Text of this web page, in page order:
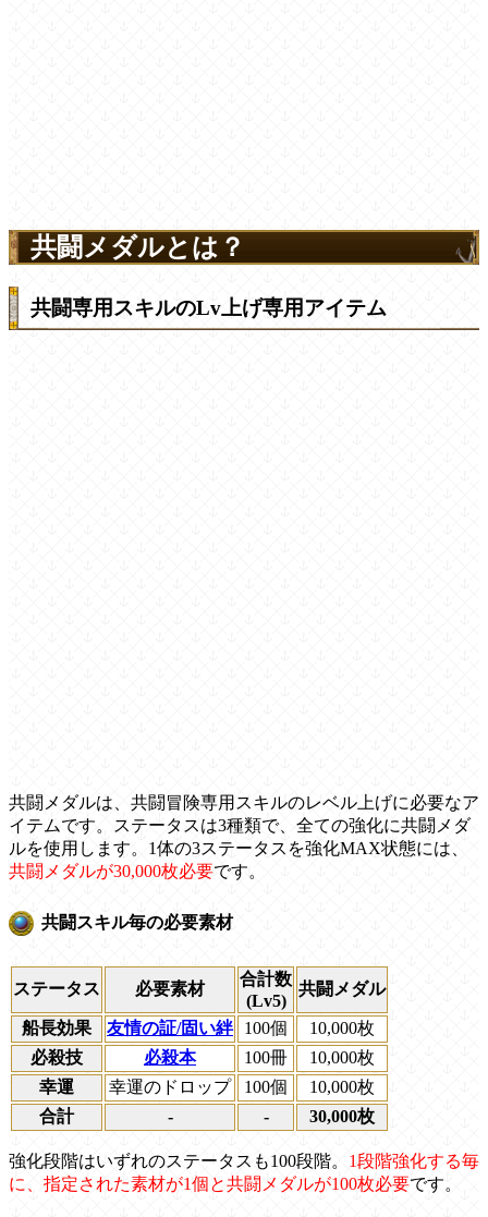
共闘メダルとは？
共闘専用スキルのLv上げ専用アイテム
共闘メダルは、共闘冒険専用スキルのレベル上げに必要なア
イテムです。ステータスは3種類で、全ての強化に共闘メダ
ルを使用します。1体の3ステータスを強化MAX状態には、
共闘メダルが30,000枚必要です。
共闘スキル毎の必要素材
ステータス 必要素材
合計数
(Lv5)
共闘メダル
船長効果 友情の証/固い絆 100個
10,000枚
必殺技
必殺本 100冊
10,000枚
幸運
幸運のドロップ 100個
10,000枚
合計
- - 30,000枚
強化段階はいずれのステータスも100段階。 1段階強化する毎
に、指定された素材が1個と共闘メダルが100枚必要です。